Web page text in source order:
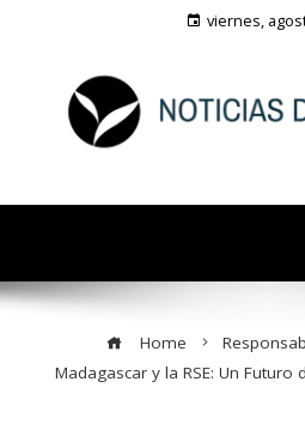
viernes,
Home
Madagascar y la RSE: Un Futuro